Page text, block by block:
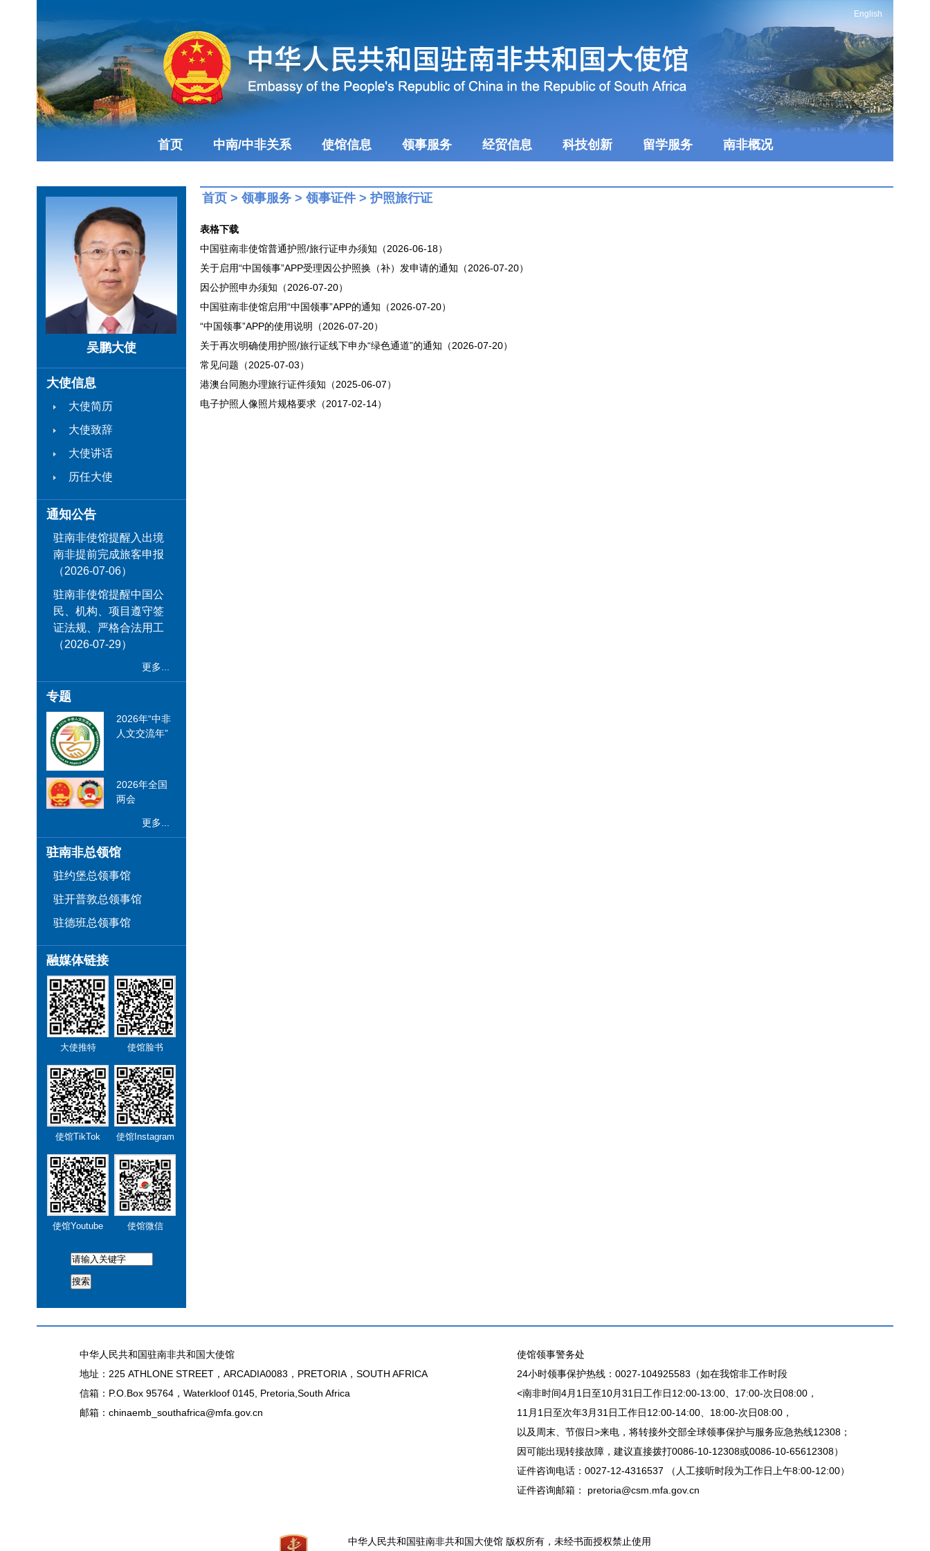
English
首页 中南/中非关系 使馆信息 领事服务 经贸信息 科技创新 留学服务 南非概况
吴鹏大使
大使信息
大使简历
大使致辞
大使讲话
历任大使
通知公告
驻南非使馆提醒入出境
南非提前完成旅客申报
（2026-07-06）
驻南非使馆提醒中国公
民、机构、项目遵守签
证法规、严格合法用工
（2026-07-29）
更多...
专题
2026年“中非
人文交流年”
2026年全国
两会
更多...
驻南非总领馆
驻约堡总领事馆
驻开普敦总领事馆
驻德班总领事馆
融媒体链接
大使推特 使馆脸书
使馆TikTok 使馆Instagram
使馆Youtube 使馆微信
搜索
首页 > 领事服务 > 领事证件> 护照旅行证
表格下载
中国驻南非使馆普通护照/旅行证申办须知（2026-06-18）
关于启用“中国领事”APP受理因公护照换（补）发申请的通知（2026-07-20）
因公护照申办须知（2026-07-20）
中国驻南非使馆启用“中国领事”APP的通知（2026-07-20）
“中国领事”APP的使用说明（2026-07-20）
关于再次明确使用护照/旅行证线下申办“绿色通道”的通知（2026-07-20）
常见问题（2025-07-03）
港澳台同胞办理旅行证件须知（2025-06-07）
电子护照人像照片规格要求（2017-02-14）
中华人民共和国驻南非共和国大使馆
地址：225 ATHLONE STREET，ARCADIA0083，PRETORIA，SOUTH AFRICA
信箱：P.O.Box 95764，Waterkloof 0145, Pretoria,South Africa
邮箱：chinaemb_southafrica@mfa.gov.cn
使馆领事警务处
24小时领事保护热线：0027-104925583（如在我馆非工作时段
<南非时间4月1日至10月31日工作日12:00-13:00、17:00-次日08:00，
11月1日至次年3月31日工作日12:00-14:00、18:00-次日08:00，
以及周末、节假日>来电，将转接外交部全球领事保护与服务应急热线12308；
因可能出现转接故障，建议直接拨打0086-10-12308或0086-10-65612308）
证件咨询电话：0027-12-4316537 （人工接听时段为工作日上午8:00-12:00）
证件咨询邮箱： pretoria@csm.mfa.gov.cn
中华人民共和国驻南非共和国大使馆 版权所有，未经书面授权禁止使用